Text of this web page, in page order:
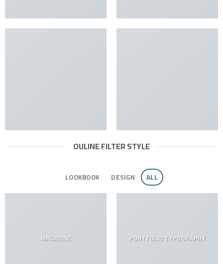
OULINE FILTER STYLE
ALL
DESIGN
LOOKBOOK
PORTFOLIO TYPOGRAPHY
MAGAZINE